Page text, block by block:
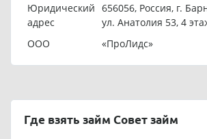
Юридический
адрес
656056, Россия, г.
ул. Анатолия 53, 4
ООО
«ПроЛидс»
Где взять займ Совет займ